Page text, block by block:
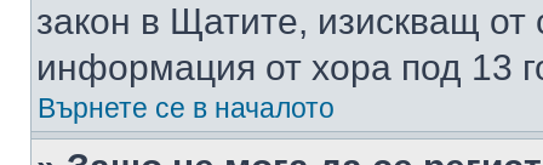
закон в Щатите, изискващ от
информация от хора под 13
Върнете се в началото